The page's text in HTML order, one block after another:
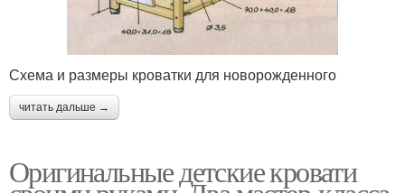
Схема и размеры кроватки для новорожденного
читать дальше →
Оригинальные детские кровати